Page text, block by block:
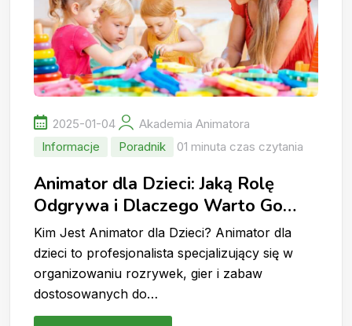
2025-01-04
Akademia Animatora
Informacje
Poradnik 01 minuta czas czytania
Animator dla Dzieci: Jaką Rolę
Odgrywa i Dlaczego Warto Go
Wynająć?
Kim Jest Animator dla Dzieci? Animator dla
dzieci to profesjonalista specjalizujący się w
organizowaniu rozrywek, gier i zabaw
dostosowanych do…